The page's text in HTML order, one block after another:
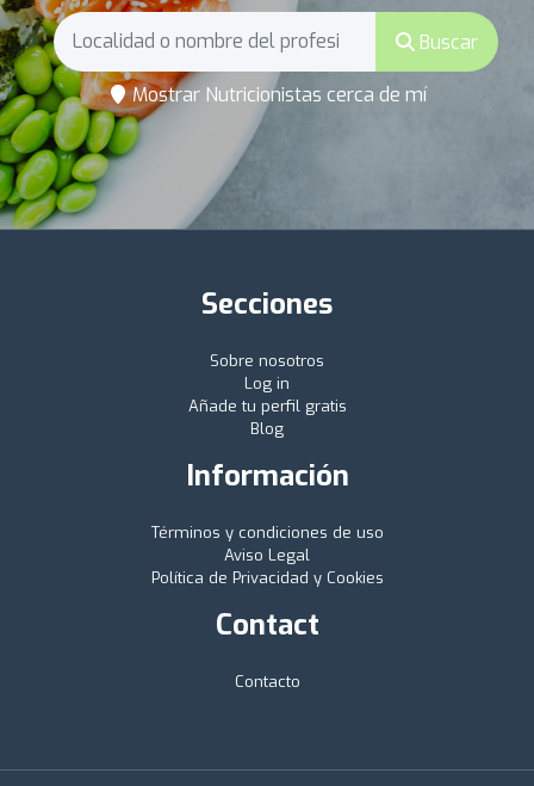
Buscar
Mostrar Nutricionistas cerca de mí
Secciones
Sobre nosotros
Log in
Añade tu perfil gratis
Blog
Información
Términos y condiciones de uso
Aviso Legal
Política de Privacidad y Cookies
Contact
Contacto